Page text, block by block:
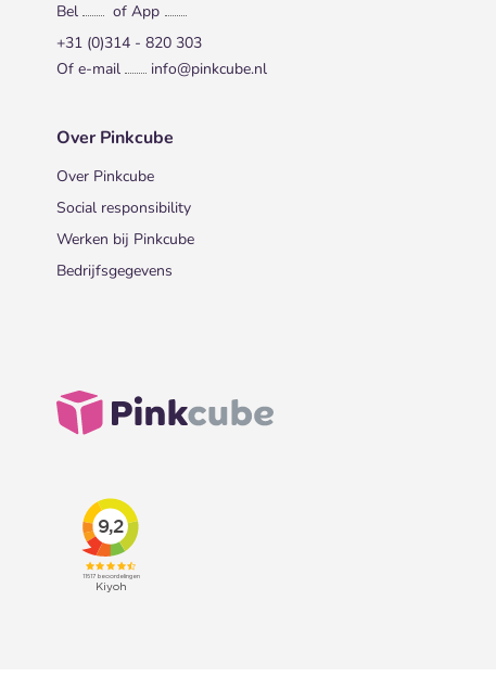
Bel
of App
+31 (0)314 - 820 303
Of e-mail
info@pinkcube.nl
Over Pinkcube
Over Pinkcube
Social responsibility
Werken bij Pinkcube
Bedrijfsgegevens